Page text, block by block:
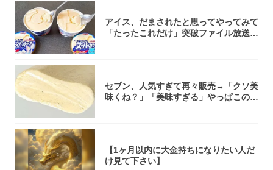
アイス、だまされたと思ってやってみて
「たったこれだけ」突破ファイル放送で
セブン、人気すぎて再々販売→「クソ美
味くね？」「美味すぎる」やっぱこのク
【1ヶ月以内に大金持ちになりたい人だ
け見て下さい】